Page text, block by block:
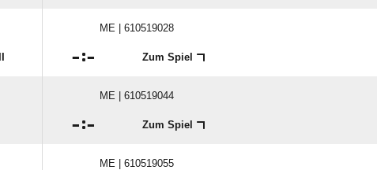
ME | 610519028
: Zum Spiel
ME | 610519044
: Zum Spiel
ME | 610519055